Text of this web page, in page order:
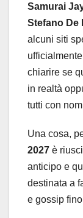
Samurai
Stefano De
alcuni siti
chiarire se
in realtà
tutti con
Una cosa,
2027 è
anticipo e
destinata a
e gossip